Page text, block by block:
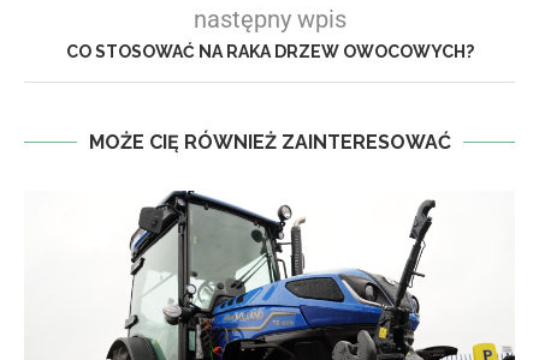
następny wpis
CO STOSOWAĆ NA RAKA DRZEW OWOCOWYCH?
MOŻE CIĘ RÓWNIEŻ ZAINTERESOWAĆ